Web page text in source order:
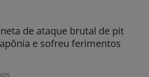
de ataque brutal de pit
e sofreu ferimentos